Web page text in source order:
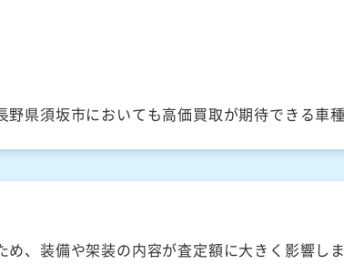
県須坂市においても高価買取が期待できる車種
、装備や架装の内容が査定額に大きく影響しま